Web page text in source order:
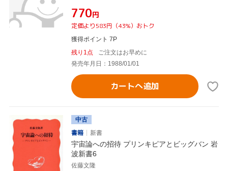
¥770円
定価より583円（43%）おトク
獲得ポイント 7P
残り1点
ご注文はお早めに
発売年月日：1988/01/01
カートへ追加
中古
書籍
新書
宇宙論への招待 プリンキピアとビッグバン 岩
波新書6
佐藤文隆